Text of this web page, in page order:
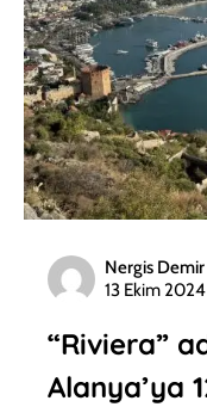
Nergis Demir
13 Ekim 2024
“Riviera”
Alanya’ya